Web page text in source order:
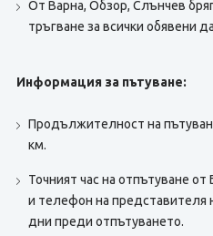
От Варна, Обзор, Слънчев
тръгване за всички обявени
Информация за пътуване:
Продължителност на
км.
Точният час на отпътуване
и телефон на
дни преди отпътуването.